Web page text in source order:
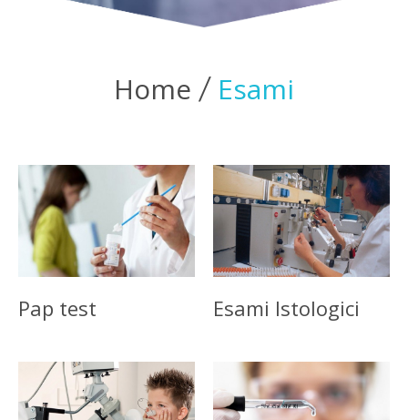
Home Esami
Pap test Esami Istologici